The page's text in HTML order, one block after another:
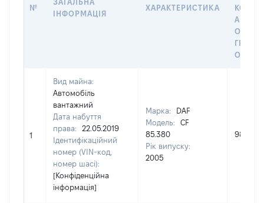
№
ЗАГАЛЬНА
ІНФОРМАЦІЯ
ХАРАКТЕРИСТИКА
АБО
1
Вид майна:
Автомобіль
вантажний
Дата набуття
права:
22.05.2019
Ідентифікаційний
номер (VIN-код,
номер шасі):
[Конфіденційна
інформація]
Марка:
DAF
Модель:
CF
85.380
Рік випуску:
2005
9800